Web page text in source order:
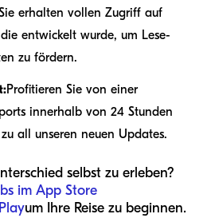
erhalten vollen Zugriff auf
entwickelt wurde, um Lese-
zu fördern.
Profitieren Sie von einer
innerhalb von 24 Stunden
all unseren neuen Updates.
selbst zu erleben?
im App Store
um Ihre Reise zu beginnen.